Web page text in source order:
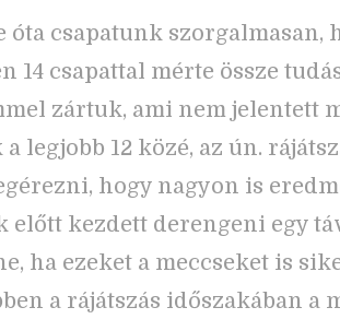
óta csapatunk szorgalmasan,
14 csapattal mérte össze
zártuk, ami nem jelentett
legjobb 12 közé, az ún.
hogy nagyon is
előtt kezdett derengeni egy
ha ezeket a meccseket is
a rájátszás időszakában a